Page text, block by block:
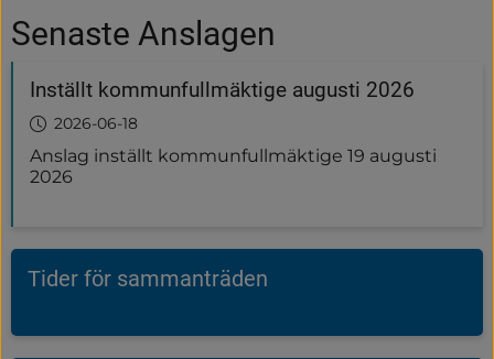
Senaste Anslagen
Inställt kommunfullmäktige augusti 2026
2026-06-18
Anslag inställt kommunfullmäktige 19 augusti
2026
Tider för sammanträden